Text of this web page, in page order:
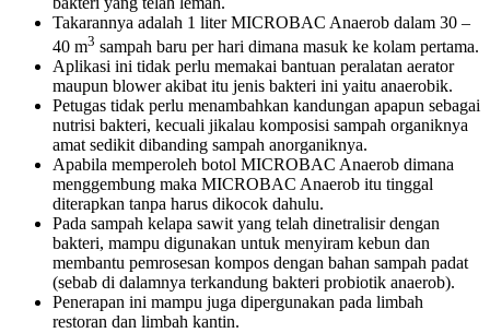
Takarannya adalah 1 liter MICROBAC Anaerob dalam 30 –
40 m3 sampah baru per hari dimana masuk ke kolam pertama.
Aplikasi ini tidak perlu memakai bantuan peralatan aerator
maupun blower akibat itu jenis bakteri ini yaitu anaerobik.
Petugas tidak perlu menambahkan kandungan apapun sebagai
nutrisi bakteri, kecuali jikalau komposisi sampah organiknya
amat sedikit dibanding sampah anorganiknya.
Apabila memperoleh botol MICROBAC Anaerob dimana
menggembung maka MICROBAC Anaerob itu tinggal
diterapkan tanpa harus dikocok dahulu.
Pada sampah kelapa sawit yang telah dinetralisir dengan
bakteri, mampu digunakan untuk menyiram kebun dan
membantu pemrosesan kompos dengan bahan sampah padat
(sebab di dalamnya terkandung bakteri probiotik anaerob).
Penerapan ini mampu juga dipergunakan pada limbah
restoran dan limbah kantin.